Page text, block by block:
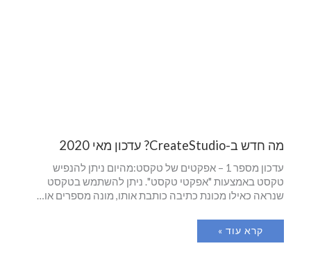
מה חדש ב-CreateStudio? עדכון מאי 2020
עדכון מספר 1 – אפקטים של טקסט:מהיום ניתן להנפיש
טקסט באמצעות "אפקטי טקסט". ניתן להשתמש בטקסט
שנראה כאילו מכונת כתיבה כותבת אותו, מונה מספרים או…
קרא עוד »